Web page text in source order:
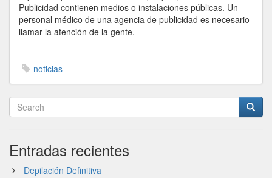
Publicidad contienen medios o instalaciones públicas. Un
personal médico de una agencia de publicidad es necesario
llamar la atención de la gente.
noticias
Entradas recientes
Depilación Definitiva